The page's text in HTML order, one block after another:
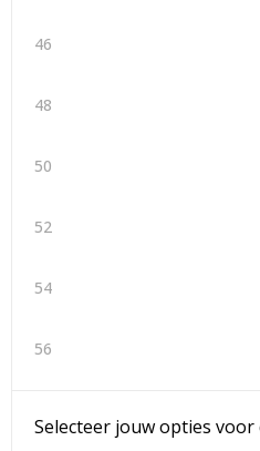
46
48
50
52
54
56
Selecteer jouw opties voor